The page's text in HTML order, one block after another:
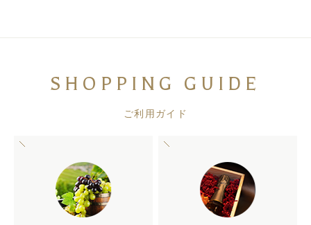
SHOPPING GUIDE
ご利用ガイド